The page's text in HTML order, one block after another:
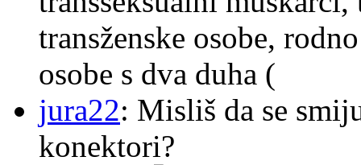
transženske osobe,
osobe s dva duha (
jura22: Misliš da se
konektori?